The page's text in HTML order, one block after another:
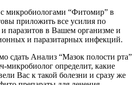
микробиологами “Фитомир” в
приложить все усилия по
паразитов в Вашем организме и
и паразитарных инфекций.
сдать Анализ “Мазок полости рта”
микробиолог определит, какие
Вас к такой болезни и сразу же